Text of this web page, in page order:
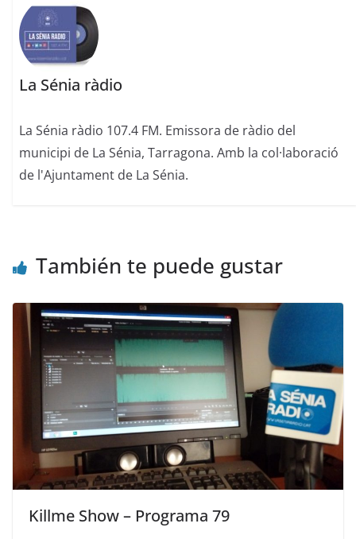
La Sénia ràdio
La Sénia ràdio 107.4 FM. Emissora de ràdio del
municipi de La Sénia, Tarragona. Amb la col·laboració
de l'Ajuntament de La Sénia.
También te puede gustar
Killme Show – Programa 79